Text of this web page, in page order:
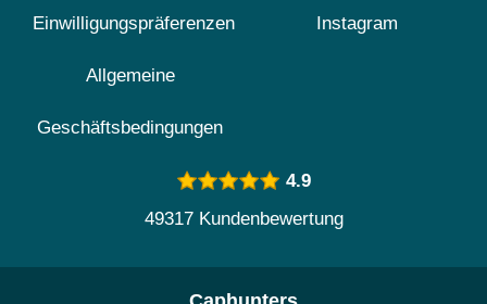
Einwilligungspräferenzen
Allgemeine
Geschäftsbedingungen
Instagram
4.9
49317 Kundenbewertung